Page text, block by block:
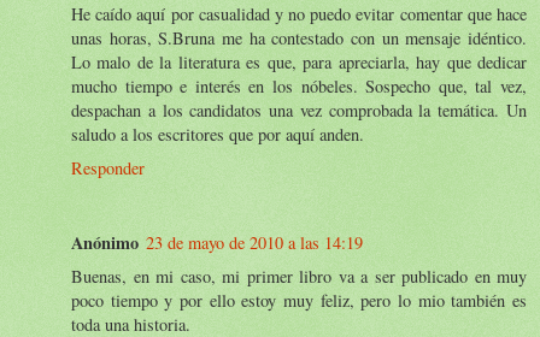
He caído aquí por casualidad y no puedo evitar comentar que hace
unas horas, S.Bruna me ha contestado con un mensaje idéntico.
Lo malo de la literatura es que, para apreciarla, hay que dedicar
mucho tiempo e interés en los nóbeles. Sospecho que, tal vez,
despachan a los candidatos una vez comprobada la temática. Un
saludo a los escritores que por aquí anden.
Responder
Anónimo 23 de mayo de 2010 a las 14:19
Buenas, en mi caso, mi primer libro va a ser publicado en muy
poco tiempo y por ello estoy muy feliz, pero lo mio también es
toda una historia.